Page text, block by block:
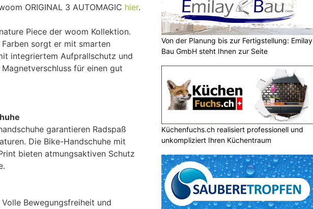
ORIGINAL 3 AUTOMAGIC hier.
Piece der woom Kollektion.
sorgt er mit smarten
integriertem Aufprallschutz und
für einen gut
garantieren Radspaß
Die Bike-Handschuhe mit
bieten atmungsaktiven Schutz
Volle Bewegungsfreiheit und
Von der Planung bis zur Fertigstellung: Emilay
Bau GmbH steht Ihnen zur Seite
Küchenfuchs.ch realisiert professionell und
unkompliziert Ihren Küchentraum